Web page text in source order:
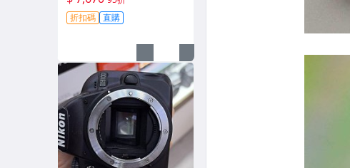
跡 鏡頭-3430
折扣碼 直購